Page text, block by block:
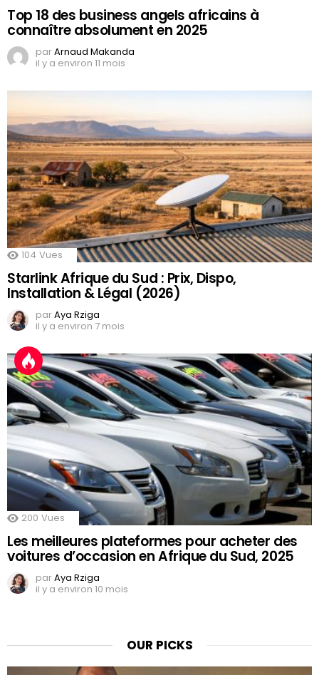
Top 18 des business angels africains à
connaître absolument en 2025
parArnaud Makanda
il y a environ 11 mois
104 Vues
Starlink Afrique du Sud : Prix, Dispo,
Installation & Légal (2026)
parAya Rziga
il y a environ 7 mois
200 Vues
Les meilleures plateformes pour acheter des
voitures d’occasion en Afrique du Sud, 2025
parAya Rziga
il y a environ 10 mois
OUR PICKS